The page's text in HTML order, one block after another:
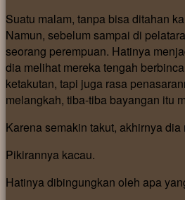
Suatu malam, tanpa bisa ditahan
Namun, sebelum sampai di
seorang perempuan. Hatinya
dia melihat mereka tengah
ketakutan, tapi juga rasa
melangkah, tiba-tiba bayangan itu
Karena semakin takut, akhirnya
Pikirannya kacau.
Hatinya dibingungkan oleh apa